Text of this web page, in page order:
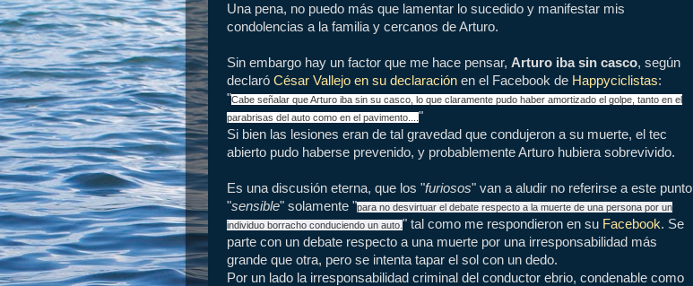
Una pena, no puedo más que lamentar lo sucedido y manifestar mis
condolencias a la familia y cercanos de Arturo.
Sin embargo hay un factor que me hace pensar, Arturo iba sin casco, según
declaró César Vallejo en su declaración en el Facebook de Happyciclistas:
"Cabe señalar que Arturo iba sin su casco, lo que claramente pudo haber amortizado el golpe, tanto en el
parabrisas del auto como en el pavimento.... "
Si bien las lesiones eran de tal gravedad que condujeron a su muerte, el tec
abierto pudo haberse prevenido, y probablemente Arturo hubiera sobrevivido.
Es una discusión eterna, que los "furiosos" van a aludir no referirse a este punto
"sensible" solamente "para no desvirtuar el debate respecto a la muerte de una persona por un
individuo borracho conduciendo un auto. " tal como me respondieron en su Facebook. Se
parte con un debate respecto a una muerte por una irresponsabilidad más
grande que otra, pero se intenta tapar el sol con un dedo.
Por un lado la irresponsabilidad criminal del conductor ebrio, condenable como